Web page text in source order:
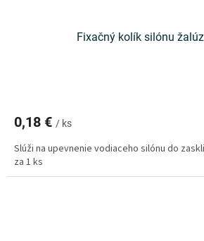
Fixačný kolík silónu
0,18 € / ks
Slúži na upevnenie vodiaceho silónu do
za 1 ks